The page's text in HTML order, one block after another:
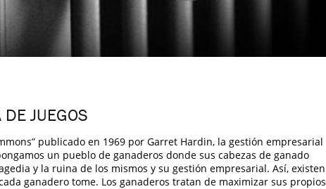
JUEGOS
publicado en 1969 por Garret Hardin, la gestión empresarial
un pueblo de ganaderos donde sus cabezas de ganado
y la ruina de los mismos y su gestión empresarial. Así, existen
ganadero tome. Los ganaderos tratan de maximizar sus propios